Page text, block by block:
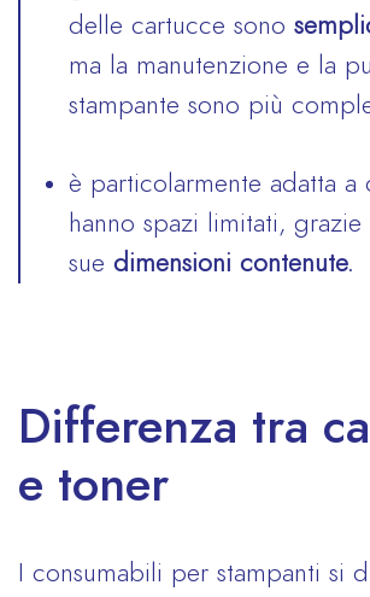
delle cartucce sono
ma la manutenzione e la
stampante sono più
è particolarmente adatta a
hanno spazi limitati, grazie
sue dimensioni contenute.
Differenza tra
e toner
I consumabili per stampanti si